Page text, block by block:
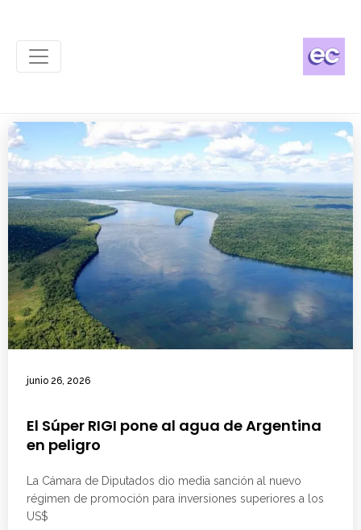
junio 26, 2026
El Súper RIGI pone al agua de Argentina
en peligro
La Cámara de Diputados dio media sanción al nuevo
régimen de promoción para inversiones superiores a los
US$